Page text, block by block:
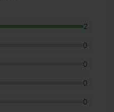
2
0
0
0
0